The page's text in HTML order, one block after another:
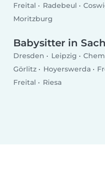
Freital Radebeul
Moritzburg
Babysitter in
Dresden Leipzig
Görlitz
Hoyerswerda
Freital
Riesa